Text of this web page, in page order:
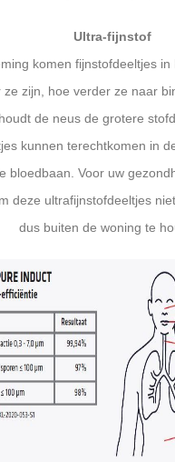
Ultra-fijnstof
komen fijnstofdeeltjes in
ze zijn, hoe verder ze naar
de neus de grotere
kunnen terechtkomen in
bloedbaan. Voor uw
deze ultrafijnstofdeeltjes
dus buiten de woning te